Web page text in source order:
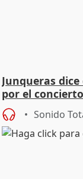
Junqueras
por el
Sonido